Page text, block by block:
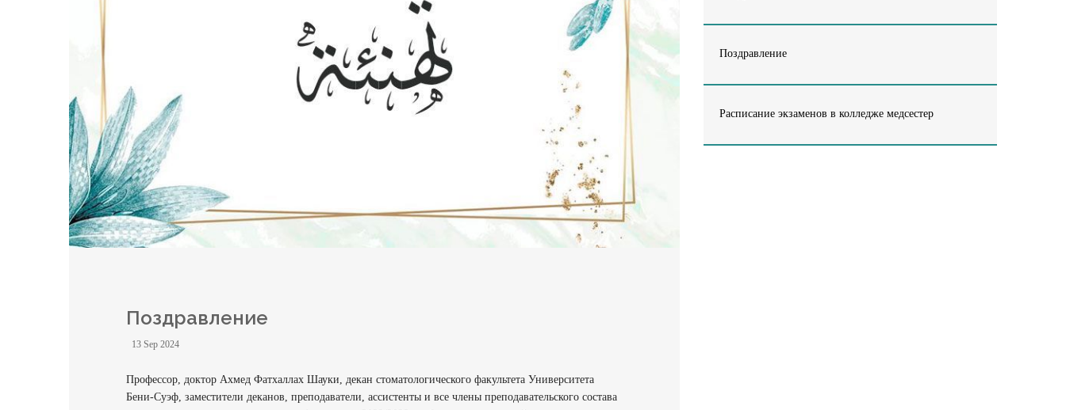
Поздравление
13 Sep 2024
Профессор, доктор Ахмед Фатхаллах Шауки, декан стоматологического факультета Университета
Бени-Суэф, заместители деканов, преподаватели, ассистенты и все члены преподавательского состава
Поздравление
Расписание экзаменов в колледже медсестер